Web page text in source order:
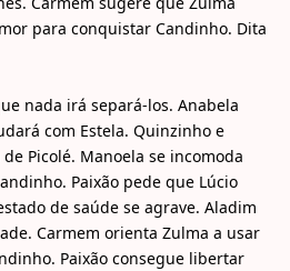
para conquistar Candinho. Dita
nada irá separá-los. Anabela
com Estela. Quinzinho e
Picolé. Manoela se incomoda
Paixão pede que Lúcio
de saúde se agrave. Aladim
Carmem orienta Zulma a usar
Paixão consegue libertar